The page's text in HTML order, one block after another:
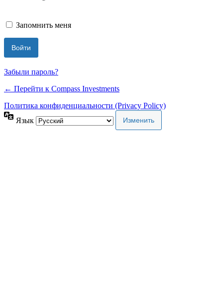
Запомнить меня
Забыли пароль?
← Перейти к Compass Investments
Политика конфиденциальности (Privacy Policy)
Язык